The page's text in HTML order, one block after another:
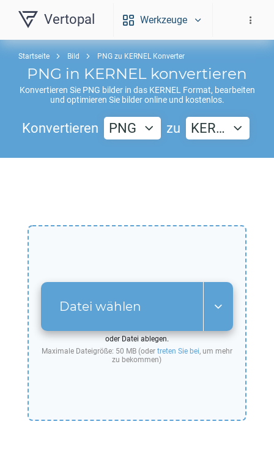
Vertopal Werkzeuge
Startseite Bild PNG zu KERNEL Konverter
PNG in KERNEL konvertieren
Konvertieren Sie PNG bilder in das KERNEL Format, bearbeiten
und optimieren Sie bilder online und kostenlos.
Konvertieren PNG zu KER…
Datei wählen
oder Datei ablegen.
Maximale Dateigröße: 50 MB (oder treten Sie bei, um mehr
zu bekommen)